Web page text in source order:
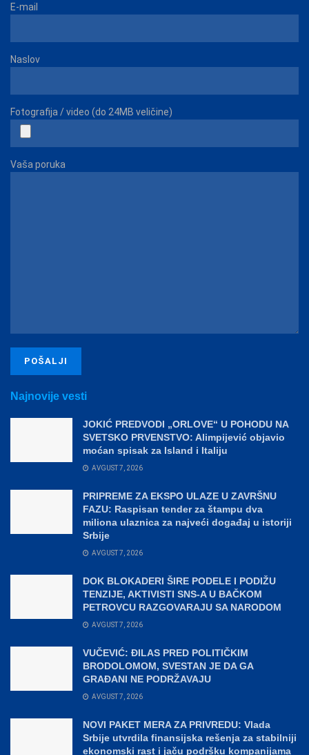
E-mail
Naslov
Fotografija / video (do 24MB veličine)
Vaša poruka
Najnovije vesti
JOKIĆ PREDVODI „ORLOVE“ U POHODU NA
SVETSKO PRVENSTVO: Alimpijević objavio
moćan spisak za Island i Italiju
AVGUST 7, 2026
PRIPREME ZA EKSPO ULAZE U ZAVRŠNU
FAZU: Raspisan tender za štampu dva
miliona ulaznica za najveći događaj u istoriji
Srbije
AVGUST 7, 2026
DOK BLOKADERI ŠIRE PODELE I PODIŽU
TENZIJE, AKTIVISTI SNS-A U BAČKOM
PETROVCU RAZGOVARAJU SA NARODOM
AVGUST 7, 2026
VUČEVIĆ: ĐILAS PRED POLITIČKIM
BRODOLOMOM, SVESTAN JE DA GA
GRAĐANI NE PODRŽAVAJU
AVGUST 7, 2026
NOVI PAKET MERA ZA PRIVREDU: Vlada
Srbije utvrdila finansijska rešenja za stabilniji
ekonomski rast i jaču podršku kompanijama